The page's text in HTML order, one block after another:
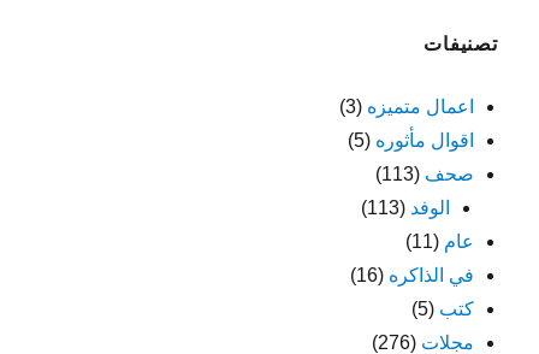
تصنيفات
اعمال متميزه (3)
اقوال مأثوره (5)
صحف (113)
الوفد (113)
عام (11)
في الذاكره (16)
كتب (5)
مجلات (276)